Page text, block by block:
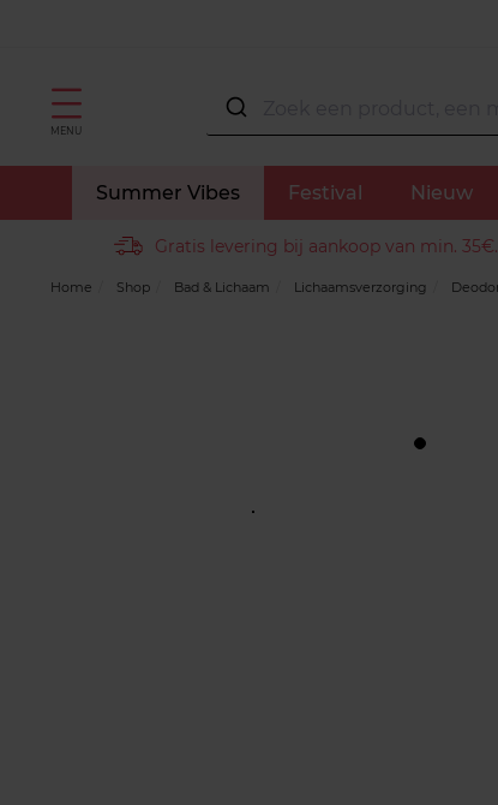
MENU
Summer Vibes Festival Nieuw
Gratis levering bij aankoop van min. 35€.
Home Shop Bad & Lichaam Lichaamsverzorging